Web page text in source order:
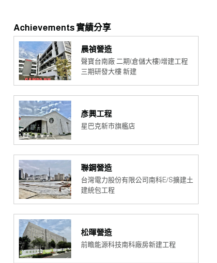
Achievements 實績分享
晨禎營造
聲寶台南廠 二期(倉儲大樓)增建工程
三期研發大樓 新建
彥興工程
星巴克新市旗艦店
聯鋼營造
台灣電力股份有限公司南科E/S擴建土
建統包工程
松暉營造
前瞻能源科技南科廠房新建工程